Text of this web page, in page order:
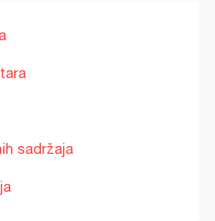
sadržaja